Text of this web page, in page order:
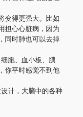
变得更强大。比如
担心心脏病，因为
同时肺也可以去掉
胞、血小板、胰
你平时感觉不到他
计，大脑中的各种